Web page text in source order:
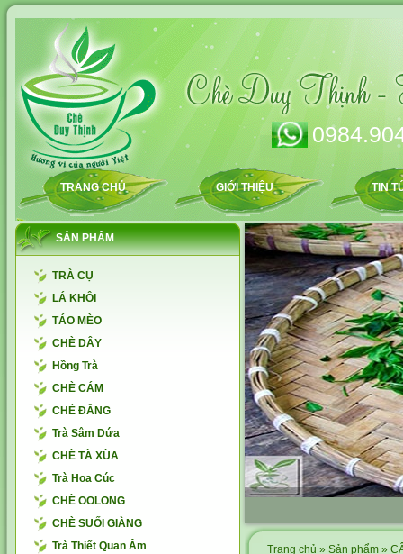
TRANG CHỦ GIỚI THIỆU TIN
SẢN PHẨM
TRÀ CỤ
LÁ KHÔI
TÁO MÈO
CHÈ DÂY
Hồng Trà
CHÈ CÁM
CHÈ ĐẮNG
Trà Sâm Dứa
CHÈ TÀ XÙA
Trà Hoa Cúc
CHÈ OOLONG
CHÈ SUỐI GIÀNG
Trà Thiết Quan Âm
Trang chủ » Sản phẩm »